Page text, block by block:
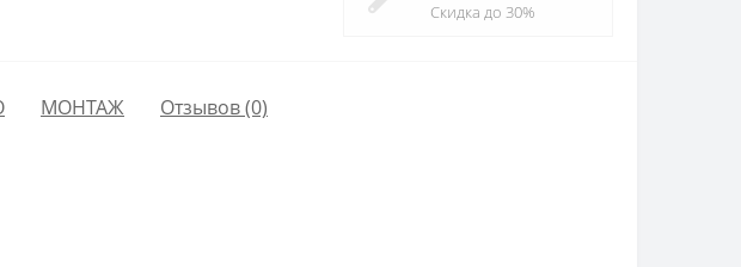
Скидка до 30%
МОНТАЖ Отзывов (0)